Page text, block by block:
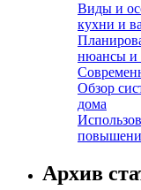
Виды и
кухни и
нюансы и
Обзор
дома
Архив